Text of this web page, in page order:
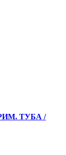
ТУБА /